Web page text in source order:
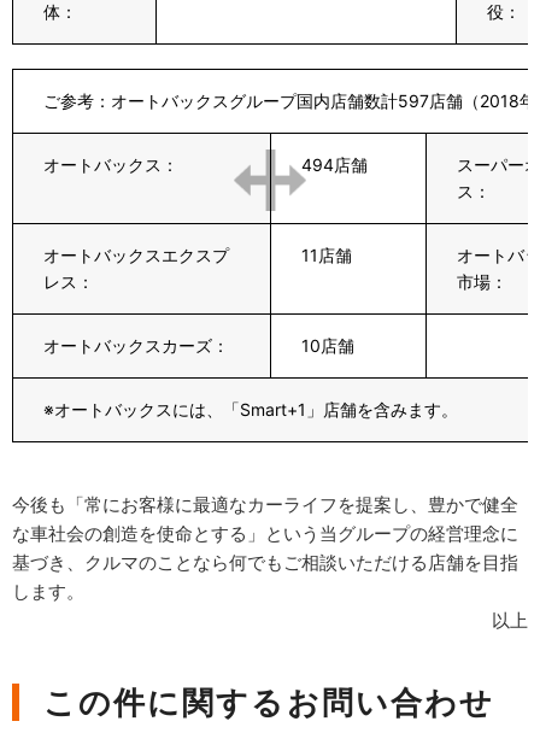
体：
役：
ご参考：オートバックスグループ国内店舗数計597店舗（2018
オートバックス： 494店舗
スーパー
ス：
オートバックスエクスプ
レス：
11店舗
オートバ
市場：
オートバックスカーズ： 10店舗
※オートバックスには、「Smart+1」店舗を含みます。
今後も「常にお客様に最適なカーライフを提案し、豊かで健全
な車社会の創造を使命とする」という当グループの経営理念に
基づき、クルマのことなら何でもご相談いただける店舗を目指
します。
以上
この件に関するお問い合わせ